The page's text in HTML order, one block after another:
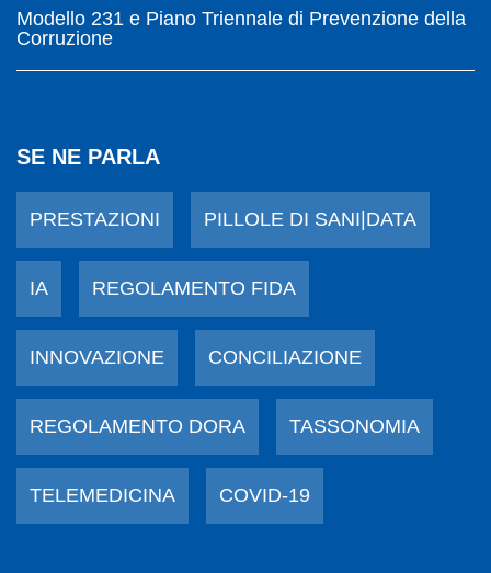
Modello 231 e Piano Triennale di Prevenzione della
Corruzione
SE NE PARLA
PRESTAZIONI PILLOLE DI SANI|DATA
IA REGOLAMENTO FIDA
INNOVAZIONE CONCILIAZIONE
REGOLAMENTO DORA TASSONOMIA
TELEMEDICINA COVID-19